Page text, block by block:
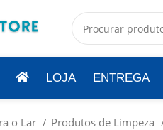
LOJA ENTREGA
o Lar Produtos de Limpeza